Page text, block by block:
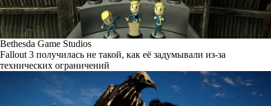
Bethesda Game Studios
Fallout 3 получилась не такой, как её задумывали из-за
технических ограничений